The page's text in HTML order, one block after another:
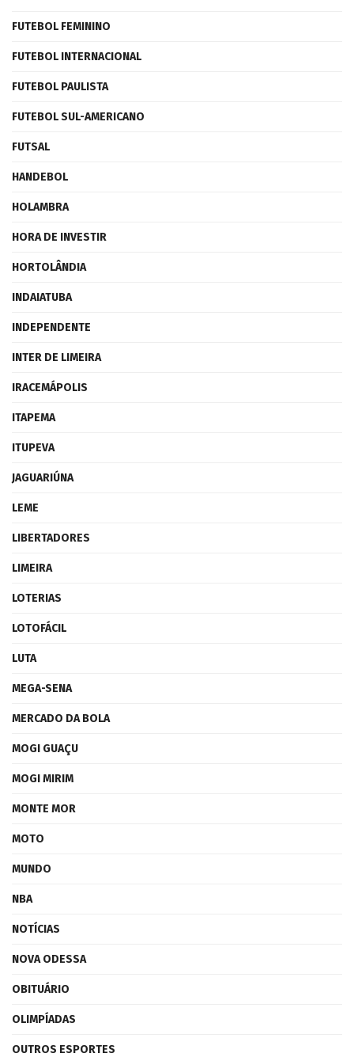
FUTEBOL FEMININO
FUTEBOL INTERNACIONAL
FUTEBOL PAULISTA
FUTEBOL SUL-AMERICANO
FUTSAL
HANDEBOL
HOLAMBRA
HORA DE INVESTIR
HORTOLÂNDIA
INDAIATUBA
INDEPENDENTE
INTER DE LIMEIRA
IRACEMÁPOLIS
ITAPEMA
ITUPEVA
JAGUARIÚNA
LEME
LIBERTADORES
LIMEIRA
LOTERIAS
LOTOFÁCIL
LUTA
MEGA-SENA
MERCADO DA BOLA
MOGI GUAÇU
MOGI MIRIM
MONTE MOR
MOTO
MUNDO
NBA
NOTÍCIAS
NOVA ODESSA
OBITUÁRIO
OLIMPÍADAS
OUTROS ESPORTES